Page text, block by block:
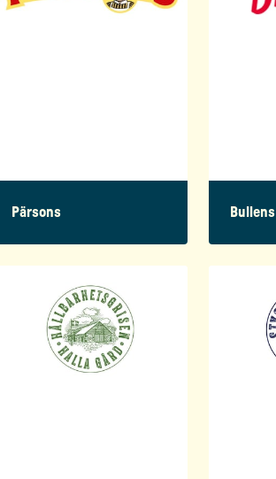
Pärsons Bullens